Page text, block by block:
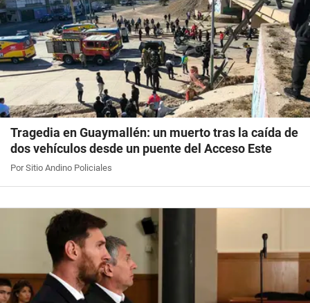
Tragedia en Guaymallén: un muerto tras la caída de
dos vehículos desde un puente del Acceso Este
Por Sitio Andino Policiales